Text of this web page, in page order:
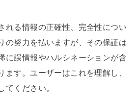
れる情報の正確性、完全性につい
の努力を払いますが、その保証は
に誤情報やハルシネーションが含
ます。ユーザーはこれを理解し、
てください。